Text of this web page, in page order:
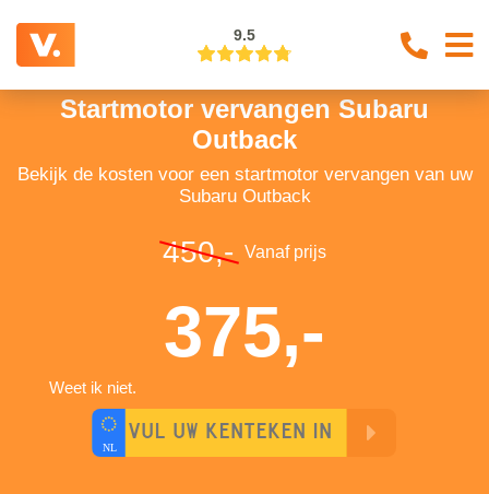
9.5
Startmotor vervangen Subaru
Outback
Bekijk de kosten voor een startmotor vervangen van uw
Subaru Outback
450,- Vanaf prijs
375,-
Weet ik niet.